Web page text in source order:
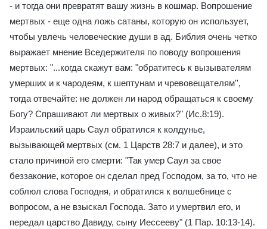
- и тогда они превратят вашу жизнь в кошмар. Вопрошение
мертвых - еще одна ложь сатаны, которую он использует,
чтобы увлечь человеческие души в ад. Библия очень четко
выражает мнение Вседержителя по поводу вопрошения
мертвых: "...когда скажут вам: "обратитесь к вызывателям
умерших и к чародеям, к шептунам и чревовещателям'',
тогда отвечайте: не должен ли народ обращаться к своему
Богу? Спрашивают ли мертвых о живых?" (Ис.8:19).
Израильский царь Саул обратился к колдунье,
вызывающей мертвых (см. 1 Царств 28:7 и далее), и это
стало причиной его смерти: "Так умер Саул за свое
беззаконие, которое он сделал пред Господом, за то, что не
соблюл слова Господня, и обратился к волшебнице с
вопросом, а не взыскал Господа. Зато и умертвил его, и
передал царство Давиду, сыну Иессееву" (1 Пар. 10:13-14).